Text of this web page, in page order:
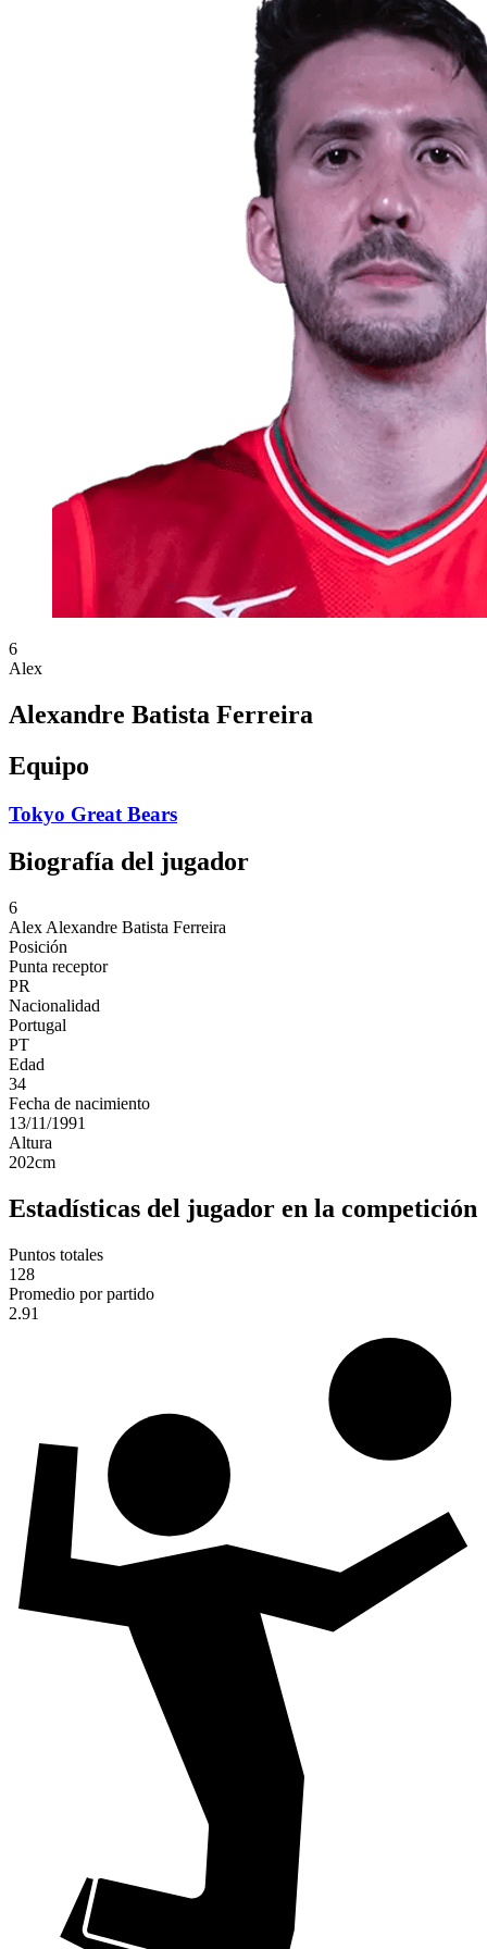
6
Alex
Alexandre Batista Ferreira
Equipo
Tokyo Great Bears
Biografía del jugador
6
Alex Alexandre Batista Ferreira
Posición
Punta receptor
PR
Nacionalidad
Portugal
PT
Edad
34
Fecha de nacimiento
13/11/1991
Altura
202cm
Estadísticas del jugador en la competición
Puntos totales
128
Promedio por partido
2.91